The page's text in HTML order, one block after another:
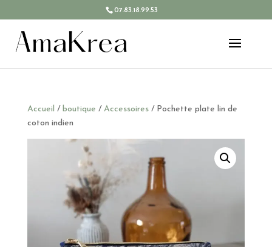
07.83.18.99.53
Accueil / boutique / Accessoires/ Pochette plate lin de
coton indien